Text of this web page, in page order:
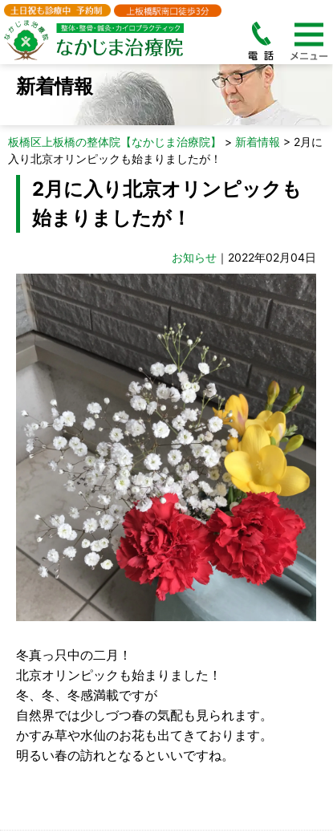
新着情報
板橋区上板橋の整体院【なかじま治療院】 > 新着情報 > 2月に
入り北京オリンピックも始まりましたが！
2月に入り北京オリンピックも
始まりましたが！
お知らせ ｜2022年02月04日
冬真っ只中の二月！
北京オリンピックも始まりました！
冬、冬、冬感満載ですが
自然界では少しづつ春の気配も見られます。
かすみ草や水仙のお花も出てきております。
明るい春の訪れとなるといいですね。